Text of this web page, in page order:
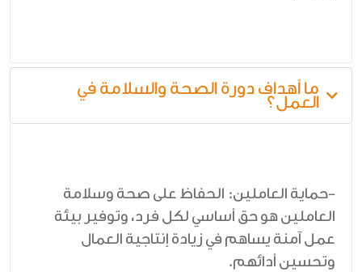
ما أهداف دورة الصحة والسلامة في
العمل؟
-حماية العاملين: الحفاظ على صحة وسلامة
العاملين هو حق أساسي لكل فرد، وتوفير بيئة
عمل آمنة يساهم في زيادة إنتاجية العمال
وتحسين أدائهم.